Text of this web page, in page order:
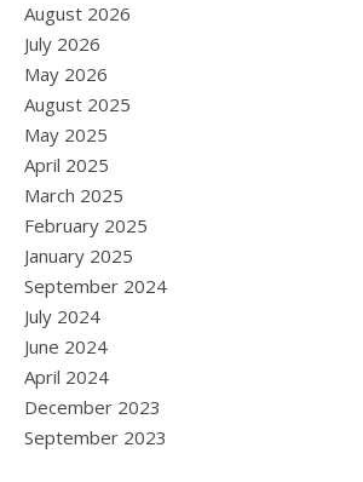
August 2026
July 2026
May 2026
August 2025
May 2025
April 2025
March 2025
February 2025
January 2025
September 2024
July 2024
June 2024
April 2024
December 2023
September 2023